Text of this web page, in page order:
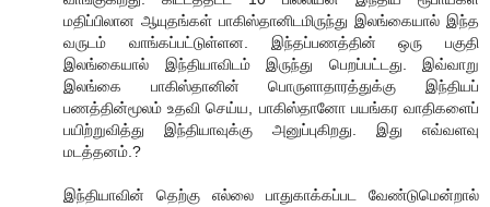
மதிப்பிலான ஆயுதங்கள் பாகிஸ்தானிடமிருந்து இலங்கையால் இந்த
வருடம் வாங்கப்பட்டுள்ளன. இந்தப்பணத்தின் ஒரு பகுதி
இலங்கையால் இந்தியாவிடம் இருந்து பெறப்பட்டது. இவ்வாறு
இலங்கை பாகிஸ்தானின் பொருளாதாரத்துக்கு இந்தியப்
பணத்தின்மூலம் உதவி செய்ய, பாகிஸ்தானோ பயங்கர வாதிகளைப்
பயிற்றுவித்து இந்தியாவுக்கு அனுப்புகிறது. இது எவ்வளவு
மடத்தனம்.?
இந்தியாவின் தெற்கு எல்லை பாதுகாக்கப்பட வேண்டுமென்றால்